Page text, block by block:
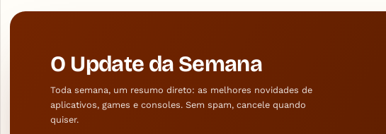
O Update da Semana
Toda semana, um resumo direto: as melhores novidades de
aplicativos, games e consoles. Sem spam, cancele quando
quiser.